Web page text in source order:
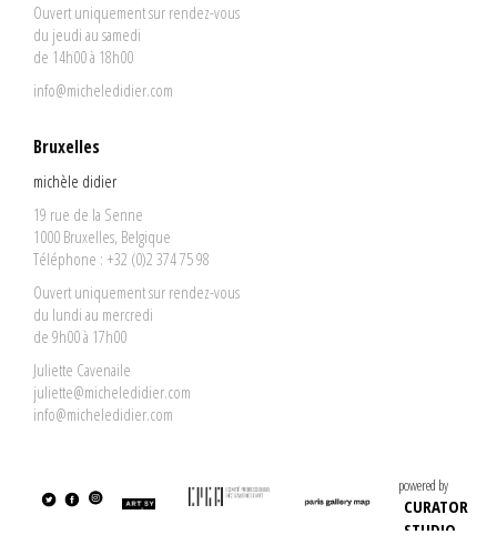
Ouvert uniquement sur rendez-vous
du jeudi au samedi
de 14h00 à 18h00
info@micheledidier.com
Bruxelles
michèle didier
19 rue de la Senne
1000 Bruxelles, Belgique
Téléphone : +32 (0)2 374 75 98
Ouvert uniquement sur rendez-vous
du lundi au mercredi
de 9h00 à 17h00
Juliette Cavenaile
juliette@micheledidier.com
info@micheledidier.com
powered by
CURATOR
STUDIO